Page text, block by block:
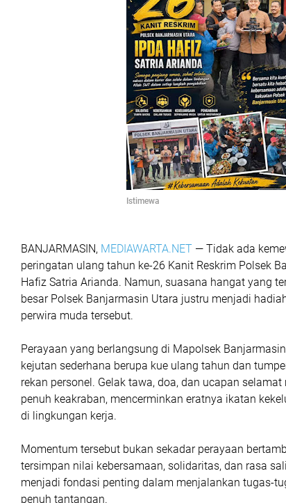
Istimewa
BANJARMASIN, MEDIAWARTA.NET — Tidak ada
peringatan ulang tahun ke-26 Kanit Reskrim Polsek
Hafiz Satria Arianda. Namun, suasana hangat yang
besar Polsek Banjarmasin Utara justru menjadi
perwira muda tersebut.
Perayaan yang berlangsung di Mapolsek
kejutan sederhana berupa kue ulang tahun dan
rekan personel. Gelak tawa, doa, dan ucapan
penuh keakraban, mencerminkan eratnya ikatan
di lingkungan kerja.
Momentum tersebut bukan sekadar perayaan
tersimpan nilai kebersamaan, solidaritas, dan rasa
menjadi fondasi penting dalam menjalankan tugas-
penuh tantangan.